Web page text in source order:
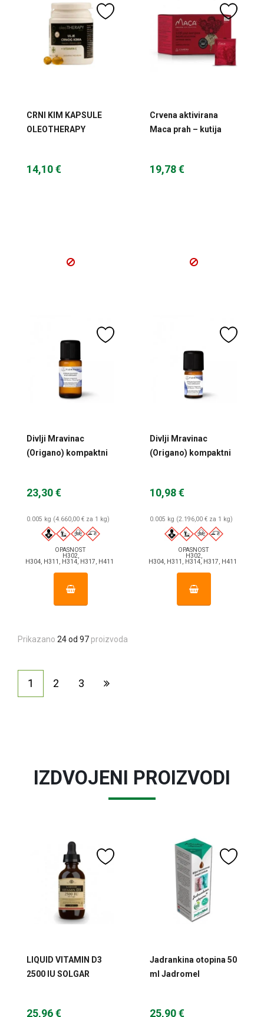
CRNI KIM KAPSULE
OLEOTHERAPY
14,10 €
Crvena aktivirana
Maca prah – kutija
19,78 €
Divlji Mravinac
(Origano) kompaktni
23,30 €
0.005 kg (4.660,00 € za 1 kg)
OPASNOST
H302,
H304, H311, H314, H317, H411
Divlji Mravinac
(Origano) kompaktni
10,98 €
0.005 kg (2.196,00 € za 1 kg)
OPASNOST
H302,
H304, H311, H314, H317, H411
Prikazano 24 od 97 proizvoda
1 2 3
IZDVOJENI PROIZVODI
LIQUID VITAMIN D3
2500 IU SOLGAR
25,96 €
Jadrankina otopina 50
ml Jadromel
25,90 €